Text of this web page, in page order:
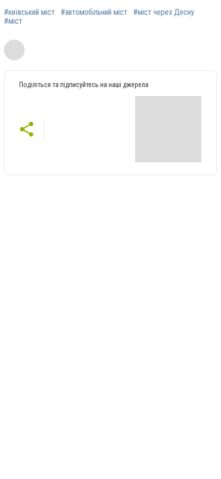
#київський міст #автомобільний міст
#міст через Десну
#міст
Поділіться та підписуйтесь на наші джерела